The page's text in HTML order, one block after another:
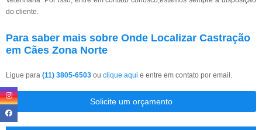
do cliente.
Para saber mais sobre Onde Localizar Castração
em Cães Zona Norte
Ligue para (11) 3805-6503 ou clique aqui e entre em contato por email.
Solicite um orçamento